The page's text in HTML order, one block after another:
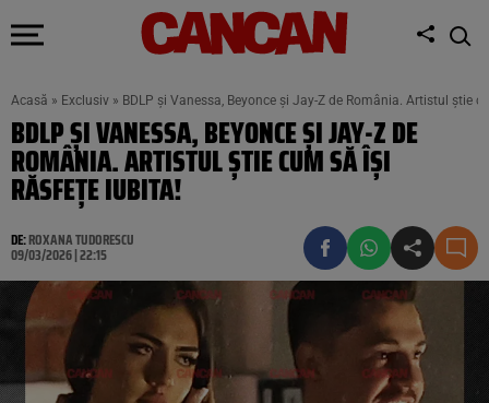
Acasă » Exclusiv » BDLP și Vanessa, Beyonce și Jay-Z de România. Artistul știe
BDLP ȘI VANESSA, BEYONCE ȘI JAY-Z DE
ROMÂNIA. ARTISTUL ȘTIE CUM SĂ ÎȘI
RĂSFEȚE IUBITA!
DE:ROXANA TUDORESCU
09/03/2026 | 22:15